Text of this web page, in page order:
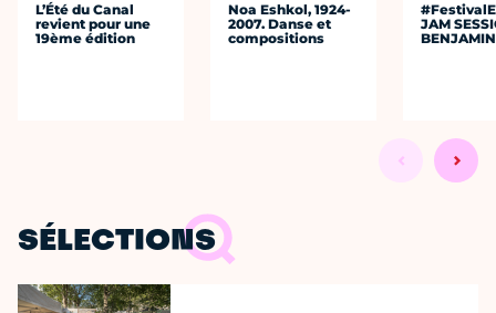
L’Été du Canal
revient pour une
19ème édition
Noa Eshkol, 1924-
2007. Danse et
compositions
JAM
SÉLECTIONS